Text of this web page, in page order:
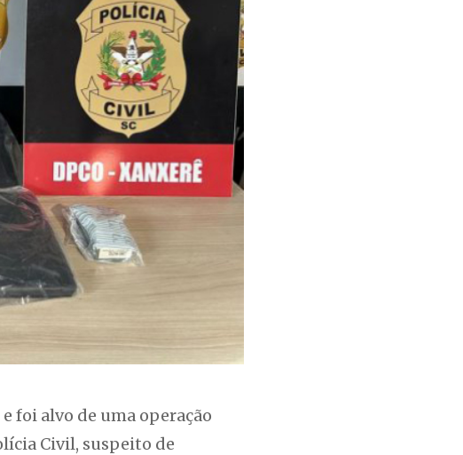
foi alvo de uma operação
Civil, suspeito de